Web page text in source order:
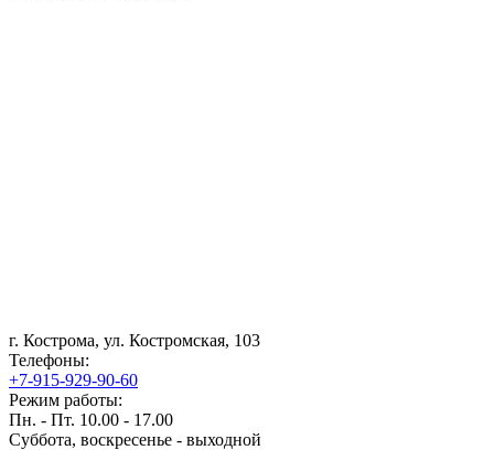
г. Кострома, ул. Костромская, 103
Телефоны:
+7-915-929-90-60
Режим работы:
Пн. - Пт. 10.00 - 17.00
Суббота, воскресенье - выходной